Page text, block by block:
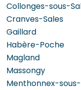
Collonges-sous-
Cranves-Sales
Gaillard
Habère-Poche
Magland
Massongy
Menthonnex-